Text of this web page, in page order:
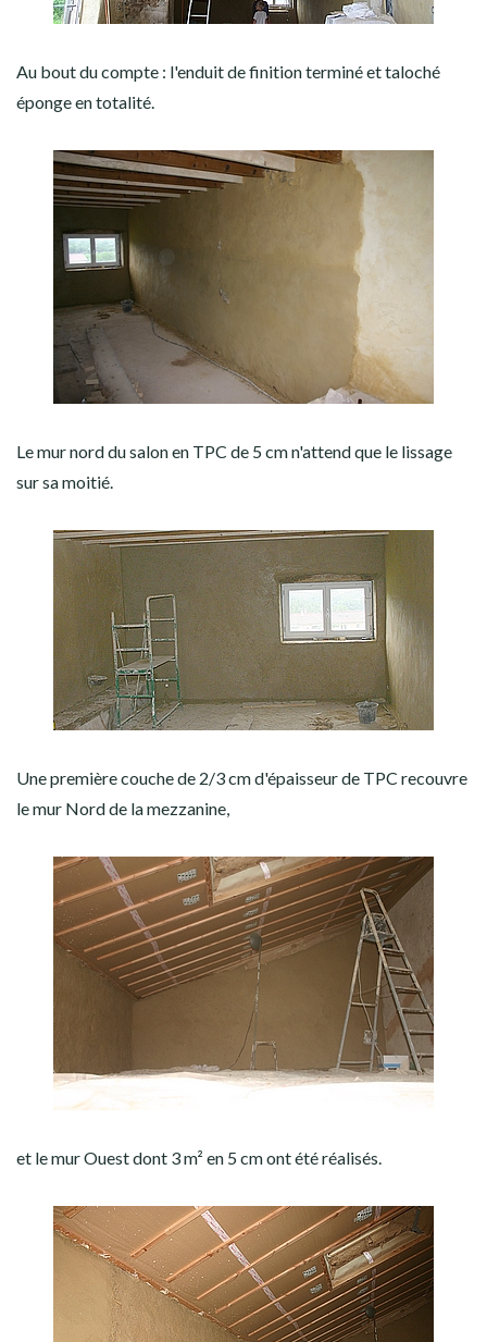
Au bout du compte : l'enduit de finition terminé et taloché
éponge en totalité.
Le mur nord du salon en TPC de 5 cm n'attend que le lissage
sur sa moitié.
Une première couche de 2/3 cm d'épaisseur de TPC recouvre
le mur Nord de la mezzanine,
et le mur Ouest dont 3 m² en 5 cm ont été réalisés.